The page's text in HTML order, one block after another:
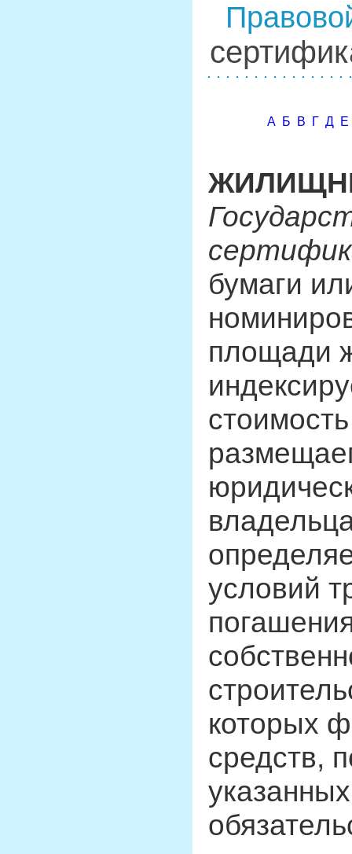
А Б В Г Д Е
бумаги
площади
условий
которых
средств,